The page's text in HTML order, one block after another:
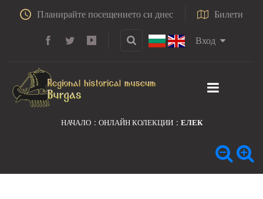
Планирайте посещението си днес Билети
Вход
НАЧАЛО ОНЛАЙН КОЛЕКЦИИ ЕЛЕК